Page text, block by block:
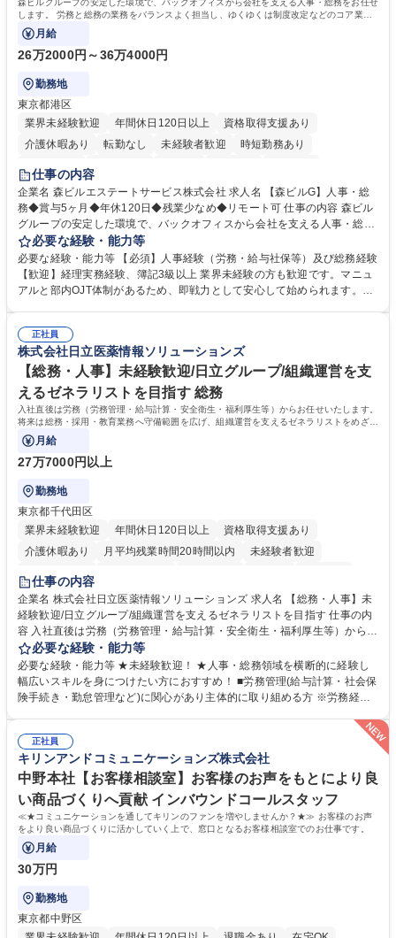
森ビルグループの安定した環境で、バックオフィスから会社を支える人事・総務をお任せ
します。 労務と総務の業務をバランスよく担当し、ゆくゆくは制度改定などのコア業務
にも挑戦できる、やりがいある環境です。
月給
26万2000円～36万4000円
勤務地
東京都港区
業界未経験歓迎
年間休日120日以上
資格取得支援あり
介護休暇あり
転勤なし 未経験者歓迎
時短勤務あり
経験者歓迎
完全週休2日制
交通費支給 長期歓迎 駅近5分以内 土日祝休み
仕事の内容
企業名 森ビルエステートサービス株式会社 求人名 【森ビルG】人事・総
務◆賞与5ヶ月◆年休120日◆残業少なめ◆リモート可 仕事の内容 森ビル
グループの安定した環境で、バックオフィスから会社を支える人事・総務
をお任せします。 労務と総務の業務をバランスよく担当し、ゆくゆくは制
度改定などのコア業務にも挑戦できる、やりがいある環境です。 ■勤怠管
理、給与計算、社会保険手続き、年末調整等の労務管理全般 ■入退社手続
き、社内規定の改定や人事制度改定などのコア業務 ■社内イベントの企画
でも質問・相談できる環境が整っているため、安心して成長できます。 募
集職種 【森ビルG】人事・総務◆賞与5ヶ月◆年休120日◆残業少なめ◆
リモート可
必要な経験・能力等
必要な経験・能力等 【必須】人事経験（労務・給与社保等）及び総務経験
【歓迎】経理実務経験、簿記3級以上 業界未経験の方も歓迎です。マニュ
アルと部内OJT体制があるため、即戦力として安心して始められます。
務に挑戦できるため、自身の成長と組織への貢献度をダイレクトに実感で
きます。 残業少なめ、週1日リモート可など、ワークライフバランスを保
ち長期活躍できる環境です。 「これまでの幅広い経験を活かし、長期的な
キャリアを築きたい」という前向きな意欲と挑戦を全力で応援します。 学
歴・資格 学歴：大学院 大学 高専 短大 専修学校 高校 語学力： 資格：日商
簿記検定1級 日商簿記検定2級 日商簿記検定3級
正社員
株式会社日立医薬情報ソリューションズ
【総務・人事】未経験歓迎/日立グループ/組織運営を支
えるゼネラリストを目指す 総務
入社直後は労務（労務管理・給与計算・安全衛生・福利厚生等）からお任せいたします。
将来は総務・採用・教育業務へ守備範囲を広げ、組織運営を支えるゼネラリストをめざせ
ます。
月給
27万7000円以上
勤務地
東京都千代田区
業界未経験歓迎
年間休日120日以上
資格取得支援あり
介護休暇あり
月平均残業時間20時間以内
未経験者歓迎
住宅手当あり
育休あり
完全週休2日制 交通費支給 土日祝休み 寮・社宅あり
仕事の内容
企業名 株式会社日立医薬情報ソリューションズ 求人名 【総務・人事】未
経験歓迎/日立グループ/組織運営を支えるゼネラリストを目指す 仕事の内
容 入社直後は労務（労務管理・給与計算・安全衛生・福利厚生等）からお
任せいたします。将来は総務・採用・教育業務へ守備範囲を広げ、組織運
営を支えるゼネラリストをめざせます。 ・初期業務：労働時間管理、給与
計算、社会保険対応、福利厚生管理、安全衛生、健康経営推進等をお任せ
します。ご経験に応じて、休職者管理など、幅広く経験を積んでいただき
★メンバーがマンツーマンで丁寧に教えるため、ご経験が浅くても安心！
幅広く経験を積みたい意欲がある方に最適な環境です。 募集職種 【総
務・人事】未経験歓迎/日立グループ/組織運営を支えるゼネラリストを目
指す
必要な経験・能力等
必要な経験・能力等 ★未経験歓迎！ ★人事・総務領域を横断的に経験し
幅広いスキルを身につけたい方におすすめ！ ■労務管理(給与計算・社会保
険手続き・勤怠管理など)に関心があり主体的に取り組める方 ※労務経験
マネジメント職として活躍したい 【尚可】■人事、労務、採用、教育業務
のご経験 ■労務管理（給与計算・社会保険手続き・勤怠管理など）の経験
■衛生管理者の資格をお持ちの方 学歴・資格 学歴：大学院 大学 高専 短大
専修学校 高校 語学力： 資格：
正社員
キリンアンドコミュニケーションズ株式会社
中野本社【お客様相談室】お客様のお声をもとにより良
い商品づくりへ貢献 インバウンドコールスタッフ
≪★コミュニケーションを通してキリンのファンを増やしませんか？★≫ お客様のお声
をより良い商品づくりに活かしていく上で、窓口となるお客様相談室でのお仕事です。
月給
30万円
勤務地
東京都中野区